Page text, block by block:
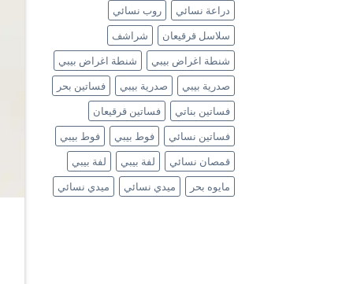
دراعة نسائي
روب نسائي
سلاسل قرقيعان
شراشف
شنطة اغراض بيبي
شنطة اغراض بيبي
صدرية بيبي
صدرية بيبي
فساتين بحر
فساتين بناتي
فساتين قرقيعان
فساتين نسائي
فوط بيبي
فوط بيبي
قمصان نسائي
لفة بيبي
لفة بيبي
مايوه بحر
ميدي نسائي ميدي نسائي